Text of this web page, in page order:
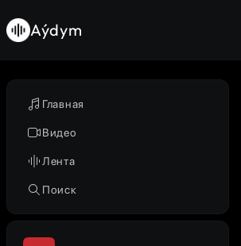
Главная
Видео
Лента
Поиск
Aýdym